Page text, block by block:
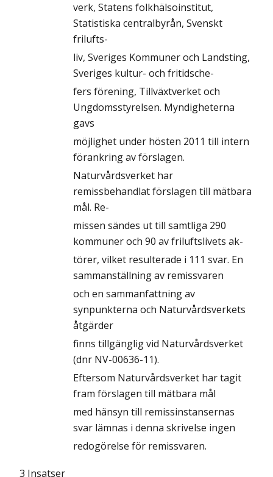
verk, Statens folkhälsoinstitut,
Statistiska centralbyrån, Svenskt
frilufts-
liv, Sveriges Kommuner och Landsting,
Sveriges kultur- och fritidsche-
fers förening, Tillväxtverket och
Ungdomsstyrelsen. Myndigheterna
gavs
möjlighet under hösten 2011 till intern
förankring av förslagen.
Naturvårdsverket har
remissbehandlat förslagen till mätbara
mål. Re-
missen sändes ut till samtliga 290
kommuner och 90 av friluftslivets ak-
törer, vilket resulterade i 111 svar. En
sammanställning av remissvaren
och en sammanfattning av
synpunkterna och Naturvårdsverkets
åtgärder
finns tillgänglig vid Naturvårdsverket
(dnr NV-00636-11).
Eftersom Naturvårdsverket har tagit
fram förslagen till mätbara mål
med hänsyn till remissinstansernas
svar lämnas i denna skrivelse ingen
redogörelse för remissvaren.
3 Insatser